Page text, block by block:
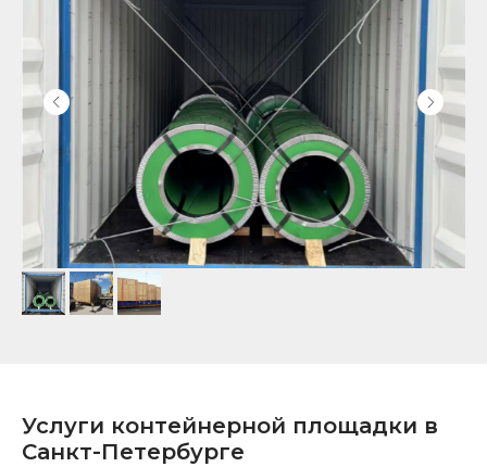
Услуги контейнерной площадки в
Санкт-Петербурге